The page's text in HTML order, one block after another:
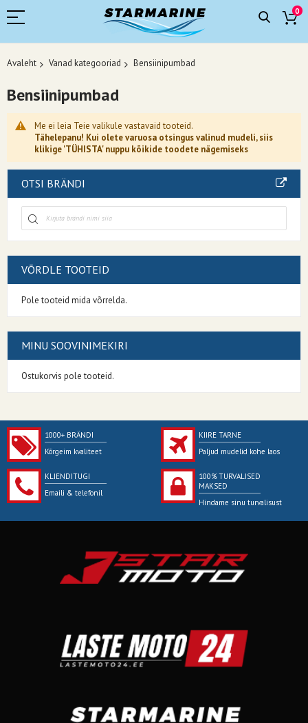
0
Avaleht Vanad kategooriad Bensiinipumbad
Bensiinipumbad
Me ei leia Teie valikule vastavaid tooteid.
Tähelepanu! Kui olete varuosa otsingus valinud mudeli, siis
klikige 'TÜHISTA' nuppu kõikide toodete nägemiseks
OTSI BRÄNDI
VÕRDLE TOOTEID
Pole tooteid mida võrrelda.
MINU SOOVINIMEKIRI
Ostukorvis pole tooteid.
1000+ BRÄNDI
Kõrgeim kvaliteet
KIIRE TARNE
Paljud mudelid kohe laos
KLIENDITUGI
Emaili & telefonil
100% TURVALISED
MAKSED
Hindame sinu turvalisust